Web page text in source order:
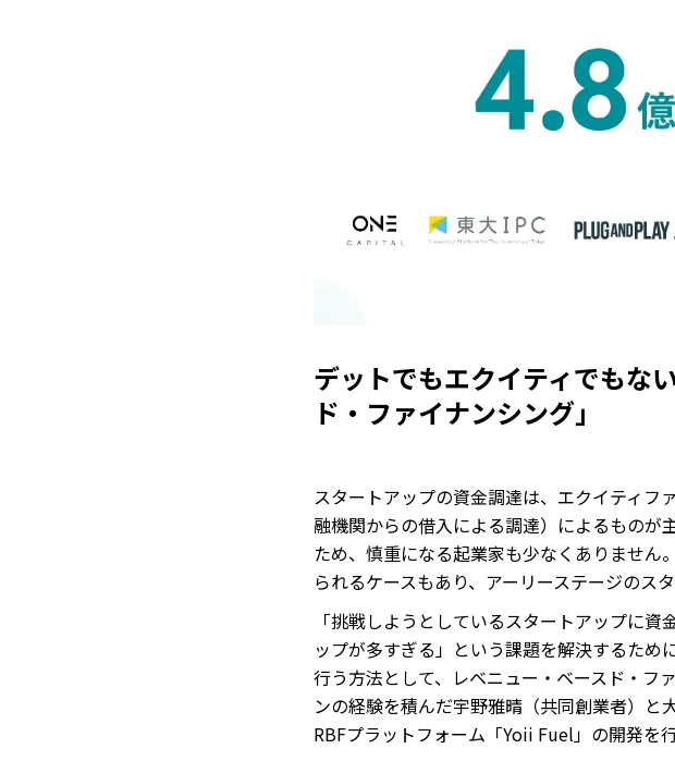
デットでもエクイティでもな
ド・ファイナンシング」
スタートアップの資金調達は、エクイティフ
融機関からの借入による調達）によるものが
ため、慎重になる起業家も少なくありませ
られるケースもあり、アーリーステージのス
「挑戦しようとしているスタートアップに
ップが多すぎる」という課題を解決するた
行う方法として、レベニュー・ベースド・
ンの経験を積んだ宇野雅晴（共同創業者）と
RBFプラットフォーム「Yoii Fuel」の開発を